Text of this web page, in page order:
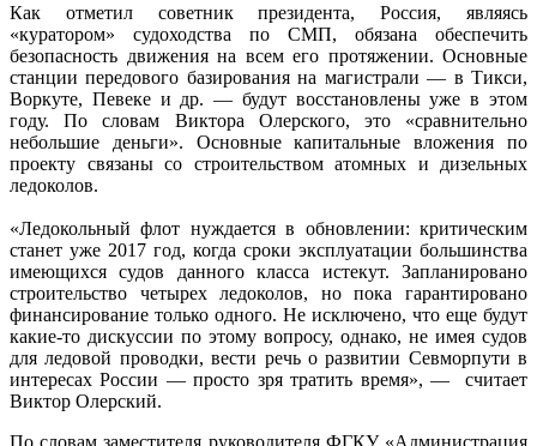
Как отметил советник президента, Россия, являясь
«куратором» судоходства по СМП, обязана обеспечить
безопасность движения на всем его протяжении. Основные
станции передового базирования на магистрали — в Тикси,
Воркуте, Певеке и др. — будут восстановлены уже в этом
году. По словам Виктора Олерского, это «сравнительно
небольшие деньги». Основные капитальные вложения по
проекту связаны со строительством атомных и дизельных
ледоколов.
«Ледокольный флот нуждается в обновлении: критическим
станет уже 2017 год, когда сроки эксплуатации большинства
имеющихся судов данного класса истекут. Запланировано
строительство четырех ледоколов, но пока гарантировано
финансирование только одного. Не исключено, что еще будут
какие-то дискуссии по этому вопросу, однако, не имея судов
для ледовой проводки, вести речь о развитии Севморпути в
интересах России — просто зря тратить время», — считает
Виктор Олерский.
По словам заместителя руководителя ФГКУ «Администрация